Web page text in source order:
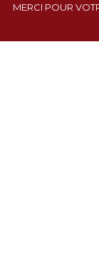
MERCI POUR